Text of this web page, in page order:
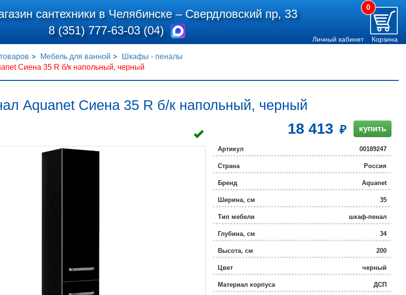
сантехники в Челябинске –Свердловский пр, 33
8 (351) 777-63-03 (04)
0
Личный кабинет Корзина
Мебель для ванной
Шкафы - пеналы
Сиена 35 R б/к напольный, черный
Aquanet Сиена 35 R б/к напольный, черный
18 413 купить
Артикул 00189247
Страна Россия
Бренд Aquanet
Ширина, см 35
Тип мебели шкаф-пенал
Глубина, см 34
Высота, см 200
Цвет черный
Материал корпуса ДСП